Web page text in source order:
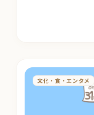
文化・食・エンタメ